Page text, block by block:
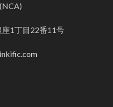
1丁目22番11号